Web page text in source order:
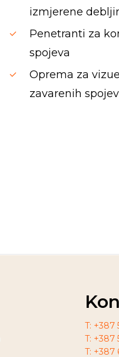
izmjerene
Penetranti za
spojeva
Oprema za
zavarenih
T: +387
T: +387
T: +387